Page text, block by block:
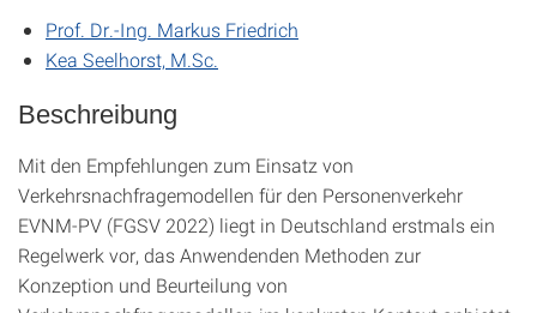
Prof. Dr.-Ing. Markus Friedrich
Kea Seelhorst, M.Sc.
Beschreibung
Mit den Empfehlungen zum Einsatz von
Verkehrsnachfragemodellen für den Personenverkehr
EVNM-PV (FGSV 2022) liegt in Deutschland erstmals ein
Regelwerk vor, das Anwendenden Methoden zur
Konzeption und Beurteilung von